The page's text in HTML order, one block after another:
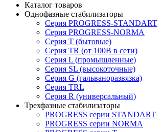
Каталог товаров
Однофазные стабилизаторы
Серия PROGRESS-STANDART
Серия PROGRESS-NORMA
Серия T (бытовые)
Серия TR (от 100В в сети)
Серия L (промышленные)
Серия SL (высокоточные)
Серия G (гальваноразвязка)
Серия TRL
Серия R (универсальный)
Трехфазные стабилизаторы
PROGRESS cерии STANDART
PROGRESS cерии NORMA